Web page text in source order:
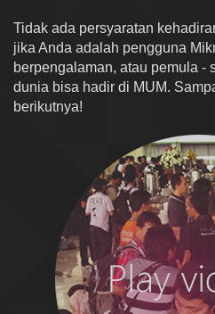
Tidak ada persyaratan
jika Anda adalah pengguna
berpengalaman, atau pemula -
dunia bisa hadir di MUM.
berikutnya!